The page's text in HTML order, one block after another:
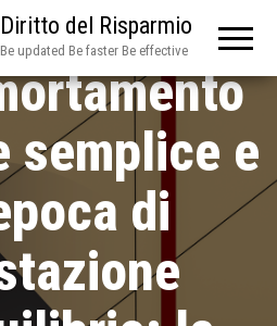
Diritto del Risparmio
Be updated Be faster Be effective
semplice e
di